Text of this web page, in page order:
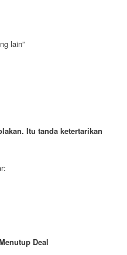
lain”
Itu tanda ketertarikan
Deal